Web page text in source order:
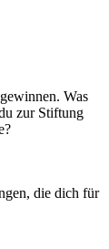
Was
zur Stiftung
die dich für